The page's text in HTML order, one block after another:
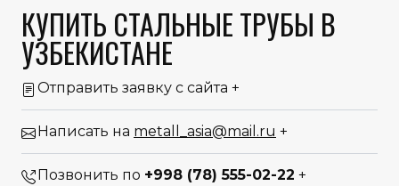
КУПИТЬ СТАЛЬНЫЕ ТРУБЫ В
УЗБЕКИСТАНЕ
Отправить заявку с сайта +
Написать на metall_asia@mail.ru +
Позвонить по +998 (78) 555-02-22 +